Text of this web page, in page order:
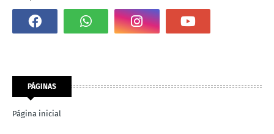
PÁGINAS
Página inicial